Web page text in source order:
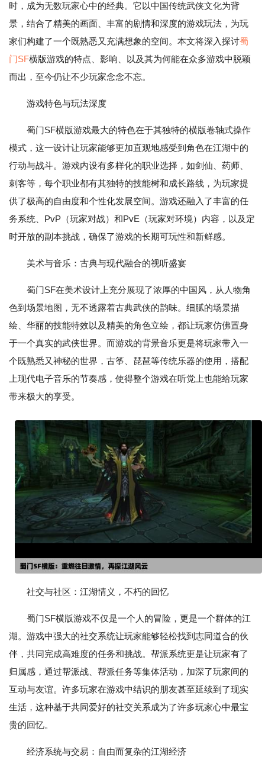
时，成为无数玩家心中的经典。它以中国传统武侠文化为背
景，结合了精美的画面、丰富的剧情和深度的游戏玩法，为玩
家们构建了一个既熟悉又充满想象的空间。本文将深入探讨蜀
门SF横版游戏的特点、影响、以及其为何能在众多游戏中脱颖
而出，至今仍让不少玩家念念不忘。
游戏特色与玩法深度
蜀门SF横版游戏最大的特色在于其独特的横版卷轴式操作
模式，这一设计让玩家能够更加直观地感受到角色在江湖中的
行动与战斗。游戏内设有多样化的职业选择，如剑仙、药师、
刺客等，每个职业都有其独特的技能树和成长路线，为玩家提
供了极高的自由度和个性化发展空间。游戏还融入了丰富的任
务系统、PvP（玩家对战）和PvE（玩家对环境）内容，以及定
时开放的副本挑战，确保了游戏的长期可玩性和新鲜感。
美术与音乐：古典与现代融合的视听盛宴
蜀门SF在美术设计上充分展现了浓厚的中国风，从人物角
色到场景地图，无不透露着古典武侠的韵味。细腻的场景描
绘、华丽的技能特效以及精美的角色立绘，都让玩家仿佛置身
于一个真实的武侠世界。而游戏的背景音乐更是将玩家带入一
个既熟悉又神秘的世界，古筝、琵琶等传统乐器的使用，搭配
上现代电子音乐的节奏感，使得整个游戏在听觉上也能给玩家
带来极大的享受。
社交与社区：江湖情义，不朽的回忆
蜀门SF横版游戏不仅是一个人的冒险，更是一个群体的江
湖。游戏中强大的社交系统让玩家能够轻松找到志同道合的伙
伴，共同完成高难度的任务和挑战。帮派系统更是让玩家有了
归属感，通过帮派战、帮派任务等集体活动，加深了玩家间的
互动与友谊。许多玩家在游戏中结识的朋友甚至延续到了现实
生活，这种基于共同爱好的社交关系成为了许多玩家心中最宝
贵的回忆。
经济系统与交易：自由而复杂的江湖经济